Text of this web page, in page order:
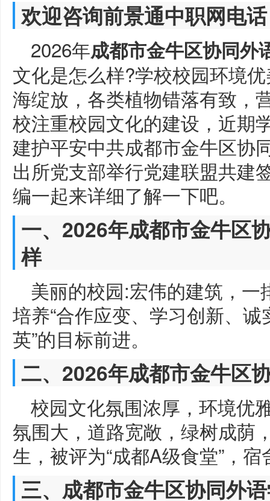
欢迎咨询前景通中职网电
2026年成都市金牛区协同外
文化是怎么样?学校校园环境
海绽放，各类植物错落有致，
校注重校园文化的建设，近期
建护平安中共成都市金牛区协
出所党支部举行党建联盟共建
编一起来详细了解一下吧。
一、2026年成都市金牛区
样
美丽的校园:宏伟的建筑，
培养“合作应变、学习创新、
英”的目标前进。
二、2026年成都市金牛区
校园文化氛围浓厚，环境优
氛围大，道路宽敞，绿树成荫
生，被评为“成都A级食堂”，
三、成都市金牛区协同外